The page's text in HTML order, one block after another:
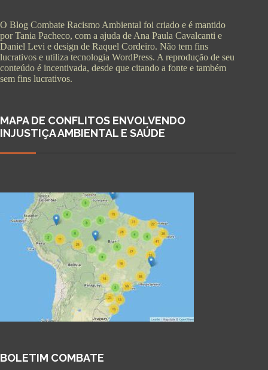
O Blog Combate Racismo Ambiental foi criado e é mantido
por Tania Pacheco, com a ajuda de Ana Paula Cavalcanti e
Daniel Levi e design de Raquel Cordeiro. Não tem fins
lucrativos e utiliza tecnologia WordPress. A reprodução de seu
conteúdo é incentivada, desde que citando a fonte e também
sem fins lucrativos.
MAPA DE CONFLITOS ENVOLVENDO
INJUSTIÇA AMBIENTAL E SAÚDE
BOLETIM COMBATE